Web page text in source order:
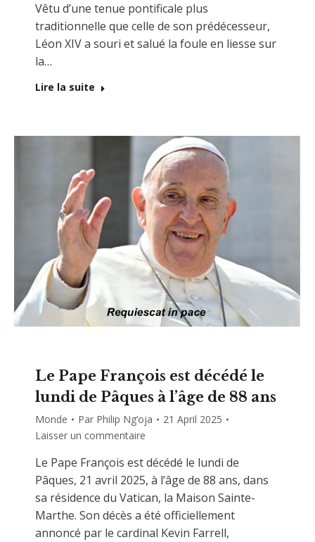
Vêtu d’une tenue pontificale plus
traditionnelle que celle de son prédécesseur,
Léon XIV a souri et salué la foule en liesse sur
la…
Lire la suite
Le Pape François est décédé le
lundi de Pâques à l’âge de 88 ans
Monde Par Philip Ng’oja
21 April 2025
Laisser un commentaire
Le Pape François est décédé le lundi de
Pâques, 21 avril 2025, à l’âge de 88 ans, dans
sa résidence du Vatican, la Maison Sainte-
Marthe. Son décès a été officiellement
annoncé par le cardinal Kevin Farrell,